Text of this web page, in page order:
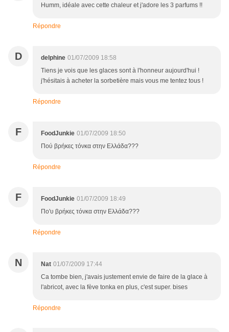
Humm, idéale avec cette chaleur et j'adore les 3 parfums !!
Répondre
D delphine 01/07/2009 18:58
Tiens je vois que les glaces sont à l'honneur aujourd'hui !
j'hésitais à acheter la sorbetière mais vous me tentez tous !
Répondre
F FoodJunkie 01/07/2009 18:50
Πού βρήκες τόνκα στην Ελλάδα???
Répondre
F FoodJunkie 01/07/2009 18:49
Πο'υ βρήκες τόνκα στην Ελλάδα???
Répondre
N Nat 01/07/2009 17:44
Ca tombe bien, j'avais justement envie de faire de la glace à
l'abricot, avec la fève tonka en plus, c'est super. bises
Répondre